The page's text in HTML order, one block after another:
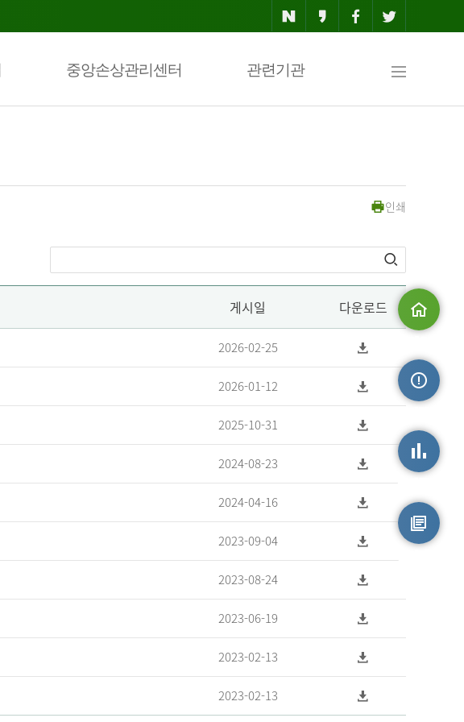
중앙손상관리센터 관련기관
맵
인쇄
게시일 다운로드
2026-02-25
2026-01-12
2025-10-31
2024-08-23
2024-04-16
2023-09-04
2023-08-24
2023-06-19
2023-02-13
2023-02-13